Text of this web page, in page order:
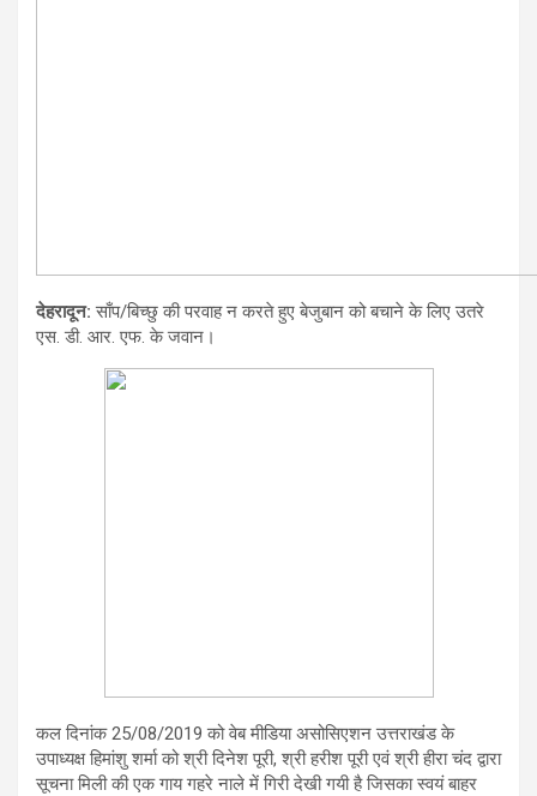
देहरादून:साँप/बिच्छु की परवाह न करते हुए बेजुबान को बचाने के लिए उतरे
एस. डी. आर. एफ. के जवान।
कल दिनांक 25/08/2019 को वेब मीडिया असोसिएशन उत्तराखंड के
उपाध्यक्ष हिमांशु शर्मा को श्री दिनेश पूरी, श्री हरीश पूरी एवं श्री हीरा चंद द्वारा
सूचना मिली की एक गाय गहरे नाले में गिरी देखी गयी है जिसका स्वयं बाहर